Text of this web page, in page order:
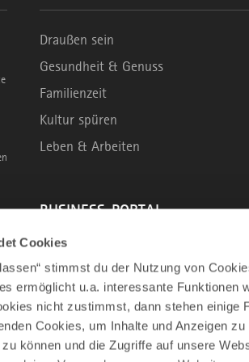
Cookies
stimmst du der Nutzung von
ermöglicht u.a. interessante Funktionen
nicht zustimmst, dann stehen einige
Cookies, um Inhalte und Anzeigen
können und die Zugriffe auf unsere
Draußen sein
Gesundheit & Genuss
Familienzeit
Kultur spüren
Leben & Arbeiten
BUSINESS-PORTAL
Wirtschaftsstandort
Tourismus im Allgäu
Business Service: Angebote für die